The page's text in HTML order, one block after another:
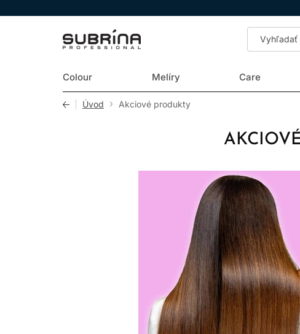
LOMAX
Colour Melíry Care
Úvod Akciové produkty